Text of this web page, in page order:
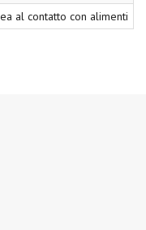
al contatto con alimenti